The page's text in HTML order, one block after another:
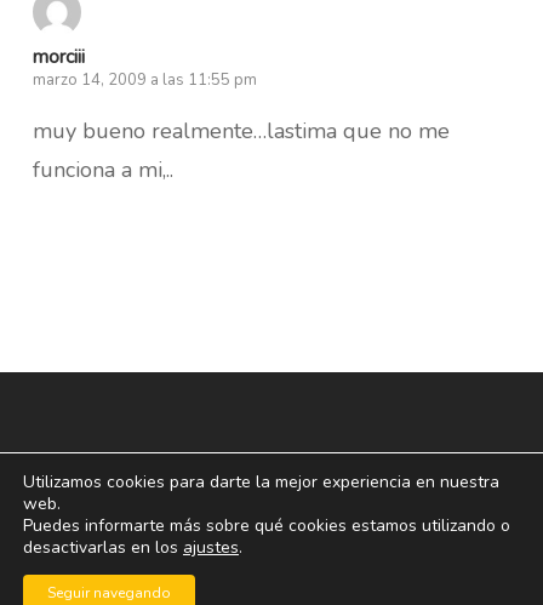
morciii
marzo 14, 2009 a las 11:55 pm
muy bueno realmente…lastima que no me
funciona a mi,..
Utilizamos cookies para darte la mejor experiencia en nuestra
web.
Puedes informarte más sobre qué cookies estamos utilizando o
desactivarlas en los ajustes.
Seguir navegando